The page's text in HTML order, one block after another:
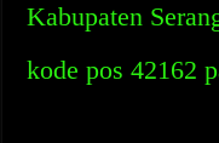
Kabupaten
kode pos 42162